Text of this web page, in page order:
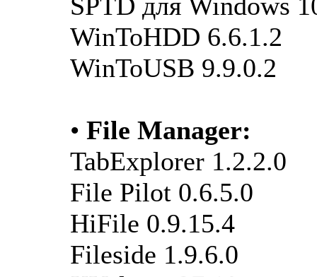
WinToHDD 6.6.1.2
WinToUSB 9.9.0.2
• File Manager:
TabExplorer 1.2.2.0
File Pilot 0.6.5.0
HiFile 0.9.15.4
Fileside 1.9.6.0